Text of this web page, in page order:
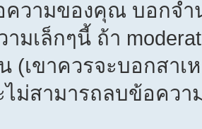
ความของคุณ บอกจ
มเล็กๆนี้ ถ้า
(เขาควรจะบอกสา
ไม่สามารถลบข้อคว